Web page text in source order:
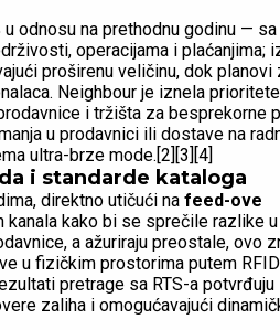
odnosu na prethodnu godinu —
operacijama i plaćanjima;
proširenu veličinu, dok planovi
Neighbour je iznela
i tržišta za besprekorne
u prodavnici ili dostave na
ultra-brze mode.[2][3][4]
i standarde kataloga
direktno utičući na feed-ove
kanala kako bi se sprečile razlike u
a ažuriraju preostale, ovo
u fizičkim prostorima putem
pretrage sa RTS-a potvrđuju
zaliha i omogućavajući